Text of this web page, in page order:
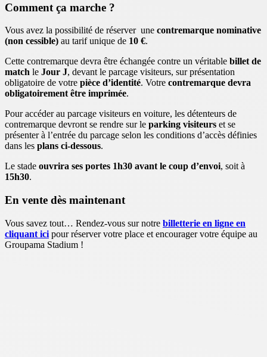
Comment ça marche ?
Vous avez la possibilité de réserver une contremarque nominative
(non cessible) au tarif unique de 10 €.
Cette contremarque devra être échangée contre un véritable billet de
match le Jour J, devant le parcage visiteurs, sur présentation
obligatoire de votre pièce d’identité. Votre contremarque devra
obligatoirement être imprimée.
Pour accéder au parcage visiteurs en voiture, les détenteurs de
contremarque devront se rendre sur le parking visiteurs et se
présenter à l’entrée du parcage selon les conditions d’accès définies
dans les plans ci-dessous.
Le stade ouvrira ses portes 1h30 avant le coup d’envoi, soit à
15h30.
En vente dès maintenant
Vous savez tout… Rendez-vous sur notre billetterie en ligne en
cliquant ici pour réserver votre place et encourager votre équipe au
Groupama Stadium !